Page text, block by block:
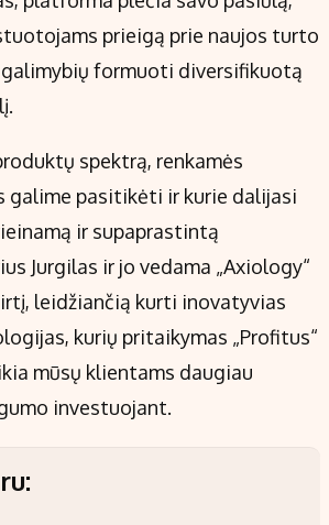
prieigą prie naujos turto
formuoti diversifikuotą
spektrą, renkamės
galime pasitikėti ir kurie dalijasi
ir supaprastintą
Jurgilas ir jo vedama „Axiology“
leidžiančią kurti inovatyvias
kurių pritaikymas „Profitus“
mūsų klientams daugiau
investuojant.